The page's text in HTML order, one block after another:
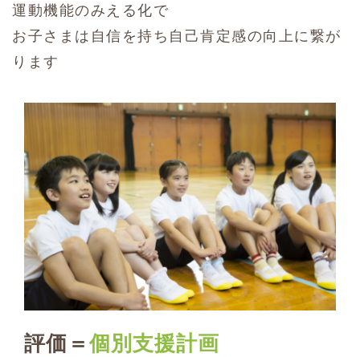
運動機能のみえる化で
お子さまは自信を持ち自己肯定感の向上に繋が
ります
評価＝個別支援計画